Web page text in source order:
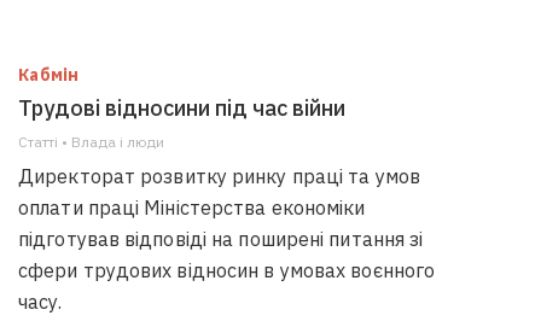
Кабмін
Трудові відносини під час війни
Статті • Влада i люди
Директорат розвитку ринку праці та умов
оплати праці Міністерства економіки
підготував відповіді на поширені питання зі
сфери трудових відносин в умовах воєнного
часу.